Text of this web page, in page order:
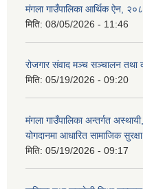
मंगला गाउँपालिका आर्थिक ऐन,
मिति: 08/05/2026 - 11:46
रोजगार संवाद मञ्च सञ्चालन तथा
मिति: 05/19/2026 - 09:20
मंगला गाउँपालिका अन्तर्गत
योगदानमा आधारित सामाजिक
मिति: 05/19/2026 - 09:17